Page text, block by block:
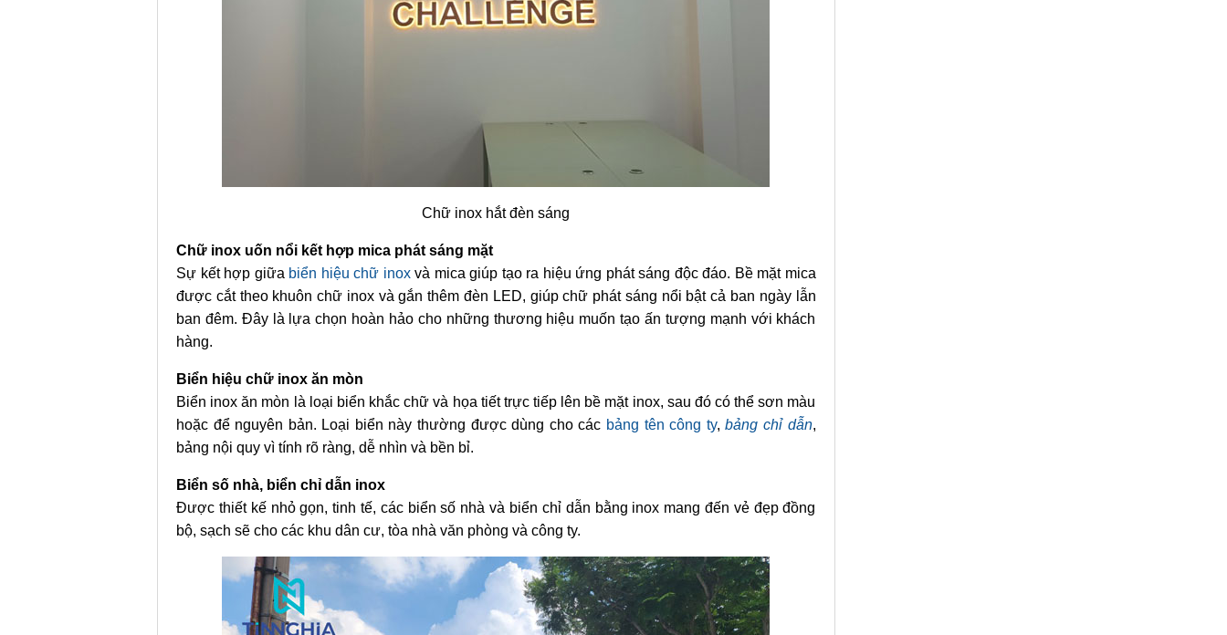
Chữ inox hắt đèn sáng
Chữ inox uốn nổi kết hợp mica phát sáng mặt
Sự kết hợp giữa biển hiệu chữ inoxvà mica giúp tạo ra hiệu ứng phát sáng độc đáo. Bề mặt mica
được cắt theo khuôn chữ inox và gắn thêm đèn LED, giúp chữ phát sáng nổi bật cả ban ngày lẫn
ban đêm. Đây là lựa chọn hoàn hảo cho những thương hiệu muốn tạo ấn tượng mạnh với khách
hàng.
Biển hiệu chữ inox ăn mòn
Biển inox ăn mòn là loại biển khắc chữ và họa tiết trực tiếp lên bề mặt inox, sau đó có thể sơn màu
hoặc để nguyên bản. Loại biển này thường được dùng cho các bảng tên công ty,bảng chỉ dẫn,
bảng nội quy vì tính rõ ràng, dễ nhìn và bền bỉ.
Biển số nhà, biển chỉ dẫn inox
Được thiết kế nhỏ gọn, tinh tế, các biển số nhà và biển chỉ dẫn bằng inox mang đến vẻ đẹp đồng
bộ, sạch sẽ cho các khu dân cư, tòa nhà văn phòng và công ty.